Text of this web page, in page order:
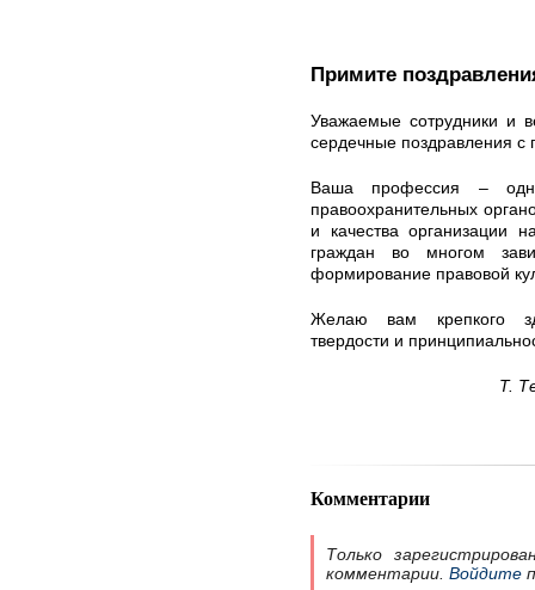
Примите
Уважаемые сотрудники и
сердечные поздравления
Ваша профессия –
правоохранительных
и качества организации
граждан во многом
формирование правовой
Желаю вам крепкого
твердости и
Т.
Комментарии
Только
комментарии. Войдите